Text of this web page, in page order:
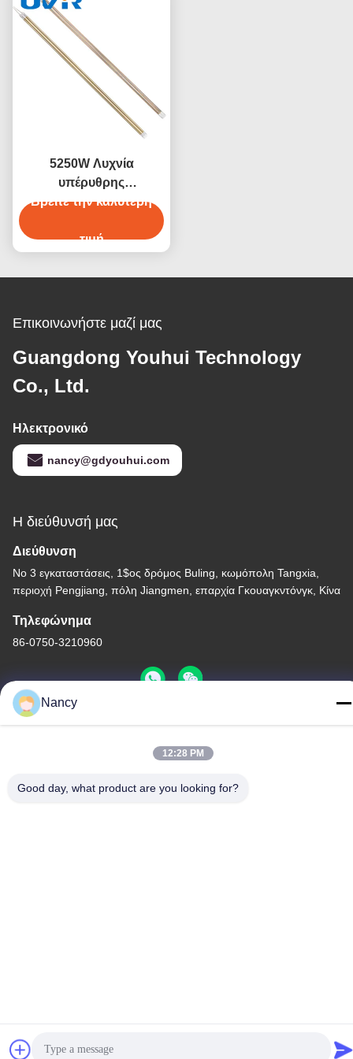
5250W Λυχνία
υπέρυθρης
ακτινοβολίας μεσαίου
επιχρυσωμένη
Βρείτε την καλύτερη
τιμή
Επικοινωνήστε μαζί μας
Guangdong Youhui Technology
Co., Ltd.
Ηλεκτρονικό
nancy@gdyouhui.com
Η διεύθυνσή μας
Διεύθυνση
Νο 3 εγκαταστάσεις, 1$ος δρόμος Buling, κωμόπολη Tangxia,
περιοχή Pengjiang, πόλη Jiangmen, επαρχία Γκουαγκντόνγκ, Κίνα
Τηλεφώνημα
86-0750-3210960
Κίνα Καλή ποιότητα Λαμπτήρες αλόγονου IR Προμηθευτής. -2026
Nancy
12:28 PM
Good day, what product are you looking for?